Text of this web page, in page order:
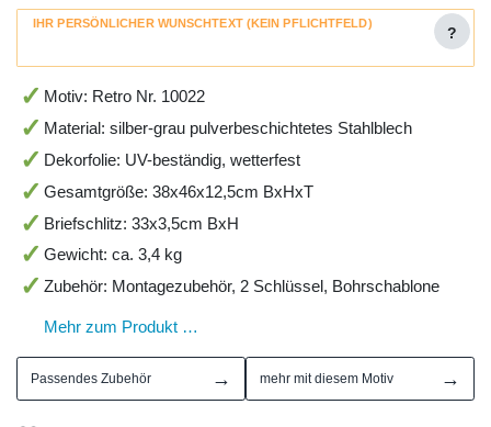
IHR PERSÖNLICHER WUNSCHTEXT (KEIN PFLICHTFELD)
?
Motiv: Retro Nr. 10022
Material: silber-grau pulverbeschichtetes Stahlblech
Dekorfolie: UV-beständig, wetterfest
Gesamtgröße: 38x46x12,5cm BxHxT
Briefschlitz: 33x3,5cm BxH
Gewicht: ca. 3,4 kg
Zubehör: Montagezubehör, 2 Schlüssel, Bohrschablone
Mehr zum Produkt …
Passendes Zubehör → mehr mit diesem Motiv →